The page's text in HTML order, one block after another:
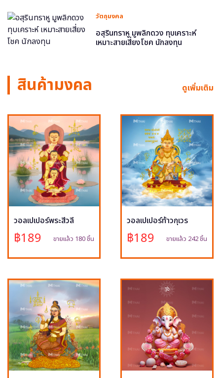
วัตถุมงคล
อสุรินทราหู มูพลิกดวง ทุบเคราะห์
เหมาะสายเสี่ยงโชค นักลงทุน
สินค้ามงคล ดูเพิ่มเติม
วอลเปเปอร์พระสีวลี
฿189 ขายแล้ว 180 ชิ้น
วอลเปเปอร์ท้าวกุเวร
฿189 ขายแล้ว 242 ชิ้น